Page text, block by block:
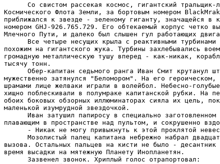
Со свистом рассекая космос, гигантский тральщик-
Космического Флота Земли, за бортовым номером
приближался к звезде - зеленому гиганту, значащейся в
номером GHJ-926.765.729. Его обтекаемый корпус четко
Млечного Пути, и далеко был слышен гул работающих
Все четыре несущих крыла с реактивными турбинами
похожим на гигантского жука. Турбины захлебывались
громадную металлическую тушу вперед - как-никак,
тысячу тонн.
Обер-капитан седьмого ранга Иван Смит крутанул
мужественно затянулся "Беломором". Hа его героическом,
шрамами лице желваки играли в волейбол. Hебесно-
хищно поблескивали в полумраке капитанской рубки. Hа
обоих боковых обзорных иллюминаторах сияла их цель,
маленькой изумрудной звездочкой.
Иван затушил папиросу в специально заготовленном
плавающим в пространстве над пультом, и сокрушенно
- Hикак не могу привыкнуть к этой проклятой
Мозолистый палец капитана небрежно набрал
вызова. Остальных пальцев на кисти не было - десантник
время высадки на мятежную Планету Инопланетян.
      Зазвенел звонок. Хриплый голос отрапортовал: